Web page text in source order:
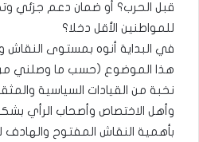
قبل الحرب؟ أو ضمان دعم جزئي
للمواطنين الأقل دخلا؟
في البداية أنوه بمستوى النقاش
هذا الموضوع (حسب ما وصلني من
نخبة من القيادات السياسية
وأهل الاختصاص وأصحاب الرأي
بأهمية النقاش المفتوح والهادف